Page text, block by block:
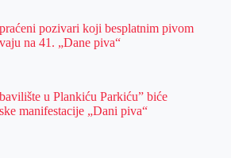
pozivari koji besplatnim pivom
na 41. „Dane piva“
u Plankiću Parkiću” biće
manifestacije „Dani piva“